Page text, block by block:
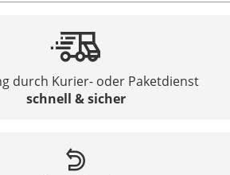
durch Kurier- oder Paketdienst
schnell & sicher